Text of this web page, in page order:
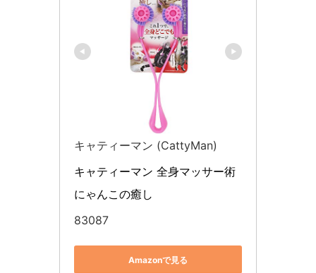
キャティーマン (CattyMan)
キャティーマン 全身マッサー術
にゃんこの癒し
83087
Amazonで見る